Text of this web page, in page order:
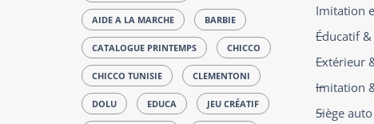
AIDE A LA MARCHE BARBIE
CATALOGUE PRINTEMPS CHICCO
CHICCO TUNISIE CLEMENTONI
DOLU EDUCA JEU CRÉATIF
Imitation
Éducatif
Extérieur
Imitation
Siège